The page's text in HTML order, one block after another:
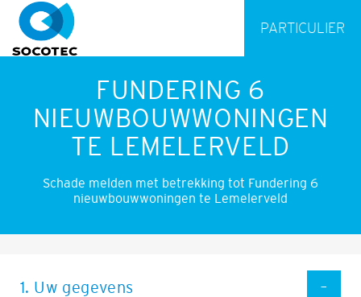
PARTICULIER
FUNDERING 6
NIEUWBOUWWONINGEN
TE LEMELERVELD
Schade melden met betrekking tot Fundering 6
nieuwbouwwoningen te Lemelerveld
1. Uw gegevens